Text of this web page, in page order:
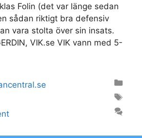
Folin (det var länge sedan
sådan riktigt bra defensiv
vara stolta över sin insats.
VIK.se VIK vann med 5-